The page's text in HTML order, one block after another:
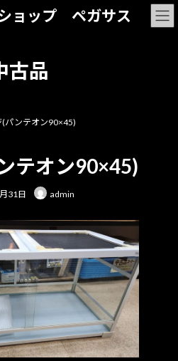
ョップ ペガサス
古品
(パンテオン90×45)
テオン90×45)
31日 admin